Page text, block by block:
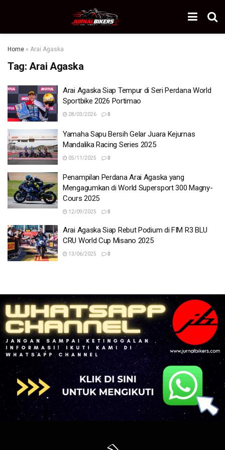
Home » Arai Agaska
Tag: Arai Agaska
Arai Agaska Siap Tempur di Seri Perdana World
Sportbike 2026 Portimao
28/03/2026 0
Yamaha Sapu Bersih Gelar Juara Kejurnas
Mandalika Racing Series 2025
05/11/2025 0
Penampilan Perdana Arai Agaska yang
Mengagumkan di World Supersport 300 Magny-
Cours 2025
12/09/2025 0
Arai Agaska Siap Rebut Podium di FIM R3 BLU
CRU World Cup Misano 2025
13/06/2025 0